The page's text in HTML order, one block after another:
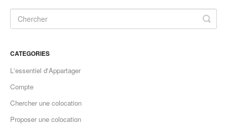
CATEGORIES
L'essentiel d'Appartager
Compte
Chercher une colocation
Proposer une colocation